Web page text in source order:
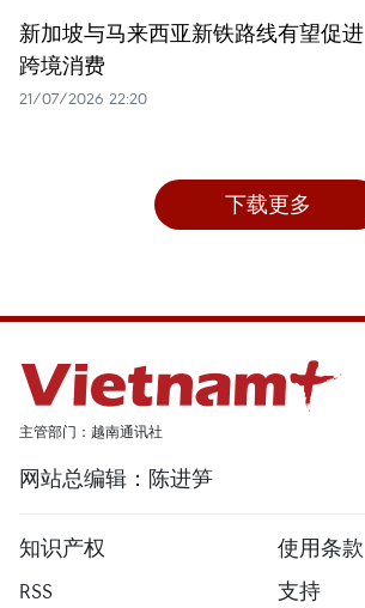
新加坡与马来西亚新铁路线有望促进
跨境消费
21/07/2026 22:20
下载更多
主管部门：越南通讯社
网站总编辑：陈进笋
知识产权
使用条款
RSS
支持